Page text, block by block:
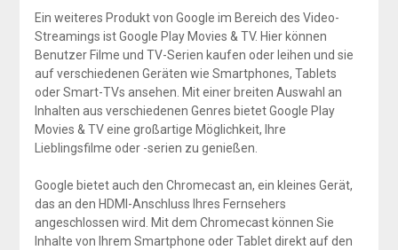
Ein weiteres Produkt von Google im Bereich des Video-
Streamings ist Google Play Movies & TV. Hier können
Benutzer Filme und TV-Serien kaufen oder leihen und sie
auf verschiedenen Geräten wie Smartphones, Tablets
oder Smart-TVs ansehen. Mit einer breiten Auswahl an
Inhalten aus verschiedenen Genres bietet Google Play
Movies & TV eine großartige Möglichkeit, Ihre
Lieblingsfilme oder -serien zu genießen.
Google bietet auch den Chromecast an, ein kleines Gerät,
das an den HDMI-Anschluss Ihres Fernsehers
angeschlossen wird. Mit dem Chromecast können Sie
Inhalte von Ihrem Smartphone oder Tablet direkt auf den